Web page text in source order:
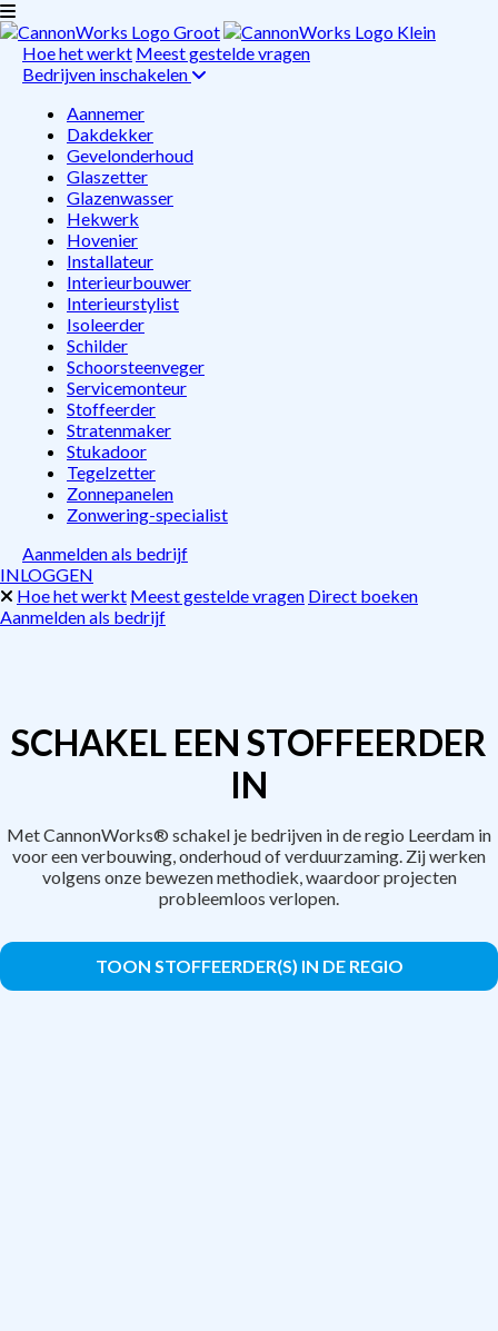
Hoe het werkt Meest gestelde vragen
Bedrijven inschakelen
Aannemer
Dakdekker
Gevelonderhoud
Glaszetter
Glazenwasser
Hekwerk
Hovenier
Installateur
Interieurbouwer
Interieurstylist
Isoleerder
Schilder
Schoorsteenveger
Servicemonteur
Stoffeerder
Stratenmaker
Stukadoor
Tegelzetter
Zonnepanelen
Zonwering-specialist
Aanmelden als bedrijf
INLOGGEN
Hoe het werkt Meest gestelde vragen Direct boeken
Aanmelden als bedrijf
SCHAKEL EEN STOFFEERDER
IN
Met CannonWorks® schakel je bedrijven in de regio Leerdam in
voor een verbouwing, onderhoud of verduurzaming. Zij werken
volgens onze bewezen methodiek, waardoor projecten
probleemloos verlopen.
TOON STOFFEERDER(S) IN DE REGIO